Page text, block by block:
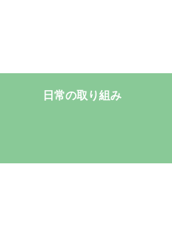
日常の取り組み